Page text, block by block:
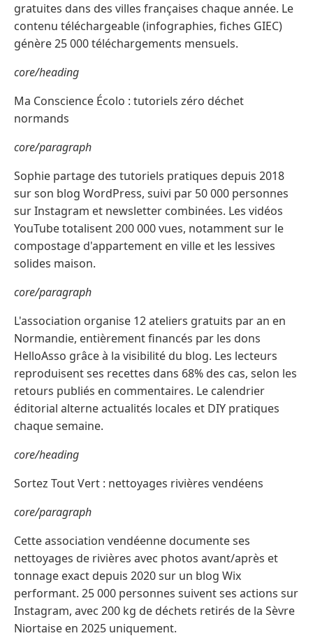
gratuites dans des villes françaises chaque année. Le
contenu téléchargeable (infographies, fiches GIEC)
génère 25 000 téléchargements mensuels.
core/heading
Ma Conscience Écolo : tutoriels zéro déchet
normands
core/paragraph
Sophie partage des tutoriels pratiques depuis 2018
sur son blog WordPress, suivi par 50 000 personnes
sur Instagram et newsletter combinées. Les vidéos
YouTube totalisent 200 000 vues, notamment sur le
compostage d'appartement en ville et les lessives
solides maison.
core/paragraph
L'association organise 12 ateliers gratuits par an en
Normandie, entièrement financés par les dons
HelloAsso grâce à la visibilité du blog. Les lecteurs
reproduisent ses recettes dans 68% des cas, selon les
retours publiés en commentaires. Le calendrier
éditorial alterne actualités locales et DIY pratiques
chaque semaine.
core/heading
Sortez Tout Vert : nettoyages rivières vendéens
core/paragraph
Cette association vendéenne documente ses
nettoyages de rivières avec photos avant/après et
tonnage exact depuis 2020 sur un blog Wix
performant. 25 000 personnes suivent ses actions sur
Instagram, avec 200 kg de déchets retirés de la Sèvre
Niortaise en 2025 uniquement.